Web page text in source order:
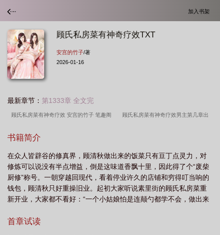
加入书架
顾氏私房菜有神奇疗效TXT
安宫的竹子/著
2026-01-16
最新章节： 第1333章 全文完
顾氏私房菜有神奇疗效 安宫的竹子 笔趣阁 顾氏私房菜有神奇疗效男主第几章出
读 顾氏私房菜有神奇疗效 哇叽文学网
餐饮 顾氏私房菜有神奇疗效全文免费阅读 顾氏私房菜有神奇疗效免费 顾氏
私房菜有神奇疗效笔趣阁 顾氏私房菜是真是假 顾氏私房菜免费阅读无弹
窗 顾氏私房菜真的能养生吗 顾氏私房菜有神奇疗效百度 顾氏私房菜有神奇
疗效 安宫的竹子 免费 顾氏私房菜有神奇疗效 安宫的竹子 顾氏家宴酒多少钱一
书籍简介
在众人皆辟谷的修真界，顾清秋做出来的饭菜只有豆丁点灵力，对
修炼可以说没有半点增益，倒是这味道香飘十里，因此得了个“废柴
厨修”称号。一朝穿越回现代，看着停业许久的店铺和穷得叮当响的
钱包，顾清秋只好重操旧业。起初大家听说素里街的顾氏私房菜重
新开业，大家都不看好：“一个小姑娘怕是连颠勺都学不会，做出来
香！”顾氏私房菜一桌难订，排号都排到半年后了。门口豪车无数，
首章试读